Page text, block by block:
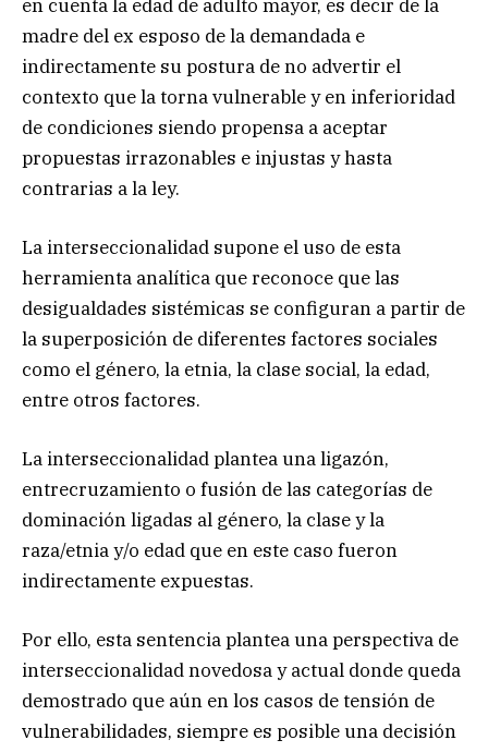
en cuenta la edad de adulto mayor, es decir de la
madre del ex esposo de la demandada e
indirectamente su postura de no advertir el
contexto que la torna vulnerable y en inferioridad
de condiciones siendo propensa a aceptar
propuestas irrazonables e injustas y hasta
contrarias a la ley.
La interseccionalidad supone el uso de esta
herramienta analítica que reconoce que las
desigualdades sistémicas se configuran a partir de
la superposición de diferentes factores sociales
como el género, la etnia, la clase social, la edad,
entre otros factores.
La interseccionalidad plantea una ligazón,
entrecruzamiento o fusión de las categorías de
dominación ligadas al género, la clase y la
raza/etnia y/o edad que en este caso fueron
indirectamente expuestas.
Por ello, esta sentencia plantea una perspectiva de
interseccionalidad novedosa y actual donde queda
demostrado que aún en los casos de tensión de
vulnerabilidades, siempre es posible una decisión